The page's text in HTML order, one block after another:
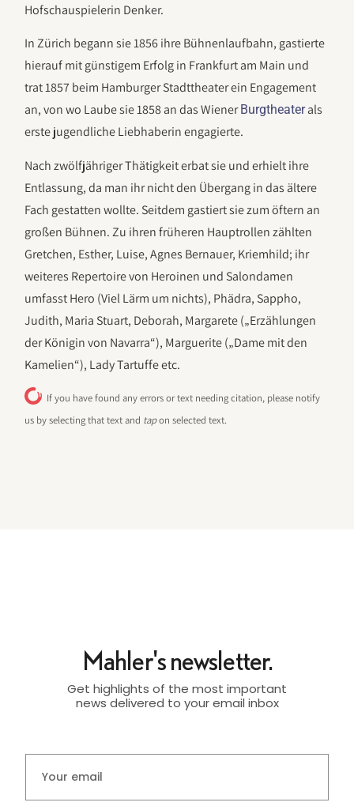
Hofschauspielerin Denker.
In Zürich begann sie 1856 ihre Bühnenlaufbahn, gastierte
hierauf mit günstigem Erfolg in Frankfurt am Main und
trat 1857 beim Hamburger Stadttheater ein Engagement
an, von wo Laube sie 1858 an das Wiener Burgtheaterals
erste jugendliche Liebhaberin engagierte.
Nach zwölfjähriger Thätigkeit erbat sie und erhielt ihre
Entlassung, da man ihr nicht den Übergang in das ältere
Fach gestatten wollte. Seitdem gastiert sie zum öftern an
großen Bühnen. Zu ihren früheren Hauptrollen zählten
Gretchen, Esther, Luise, Agnes Bernauer, Kriemhild; ihr
weiteres Repertoire von Heroinen und Salondamen
umfasst Hero (Viel Lärm um nichts), Phädra, Sappho,
Judith, Maria Stuart, Deborah, Margarete („Erzählungen
der Königin von Navarra“), Marguerite („Dame mit den
Kamelien“), Lady Tartuffe etc.
If you have found any errors or text needing citation, please notify
us by selecting that text and tapon selected text.
Mahler's newsletter.
Get highlights of the most important
news delivered to your email inbox